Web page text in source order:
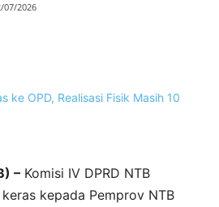
07/2026
– Komisi IV DPRD NTB
kepada Pemprov NTB